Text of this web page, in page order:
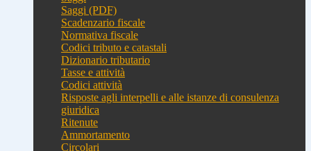
Saggi (PDF)
Scadenzario fiscale
Normativa fiscale
Codici tributo e catastali
Dizionario tributario
Tasse e attività
Codici attività
Risposte agli interpelli e alle istanze di consulenza
giuridica
Ritenute
Ammortamento
Circolari